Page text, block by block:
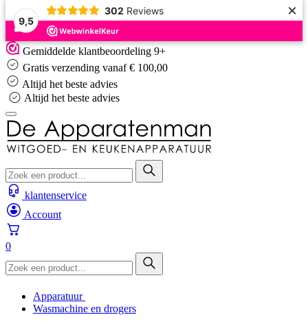
9,5
302 Reviews ×
Skip
to
content
Gemiddelde klantbeoordeling 9+
Gratis verzending vanaf € 100,00
Altijd het beste advies
Altijd het beste advies
klantenservice
Account
0
Apparatuur
Wasmachine en drogers